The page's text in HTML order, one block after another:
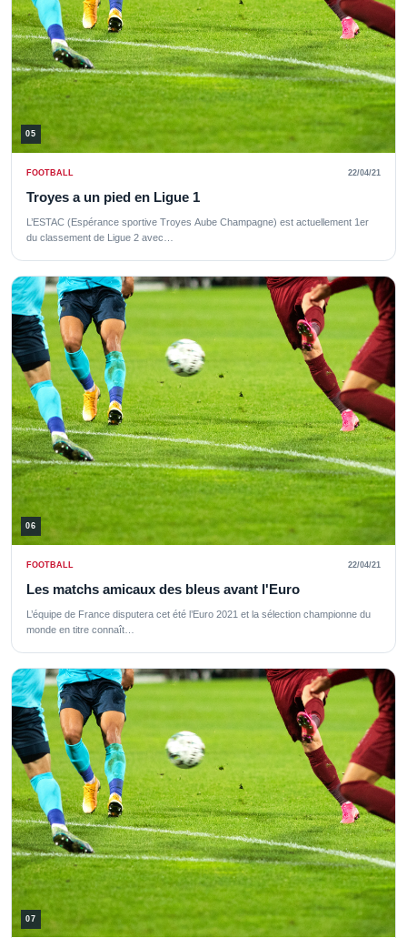
05
FOOTBALL 22/04/21
Troyes a un pied en Ligue 1
L’ESTAC (Espérance sportive Troyes Aube Champagne) est actuellement 1er
du classement de Ligue 2 avec…
06
FOOTBALL 22/04/21
Les matchs amicaux des bleus avant l'Euro
L’équipe de France disputera cet été l’Euro 2021 et la sélection championne du
monde en titre connaît…
07